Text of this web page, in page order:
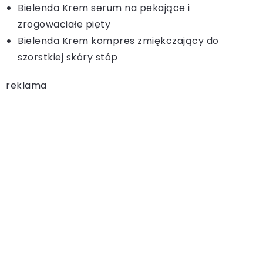
Bielenda Krem serum na pekające i
zrogowaciałe pięty
Bielenda Krem kompres zmiękczający do
szorstkiej skóry stóp
reklama